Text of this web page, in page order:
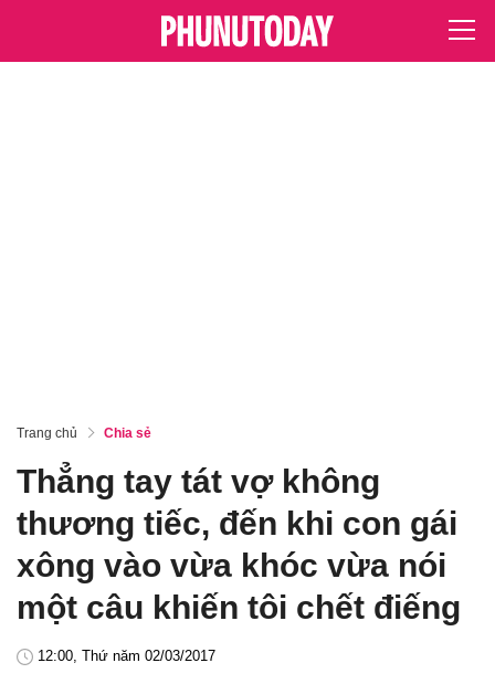
Trang chủ Chia sẻ
Thẳng tay tát vợ không
thương tiếc, đến khi con gái
xông vào vừa khóc vừa nói
một câu khiến tôi chết điếng
12:00, Thứ năm 02/03/2017